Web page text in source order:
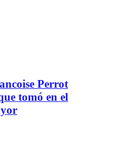
Perrot
tomó en el